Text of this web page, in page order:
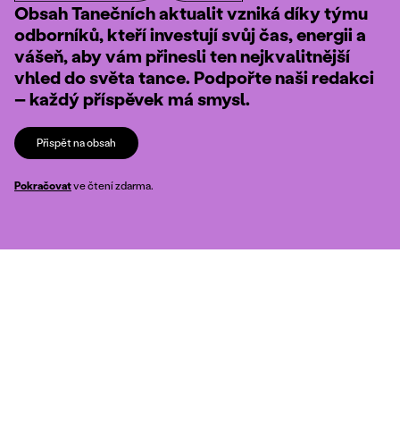
Obsah Tanečních aktualit vzniká díky týmu
odborníků, kteří investují svůj čas, energii a
vášeň, aby vám přinesli ten nejkvalitnější
vhled do světa tance. Podpořte naši redakci
– každý příspěvek má smysl.
Přispět na obsah
Pokračovatve čtení zdarma.